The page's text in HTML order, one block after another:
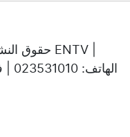
الهاتف: 023531010 | فاكس: 023531093 / 023531998